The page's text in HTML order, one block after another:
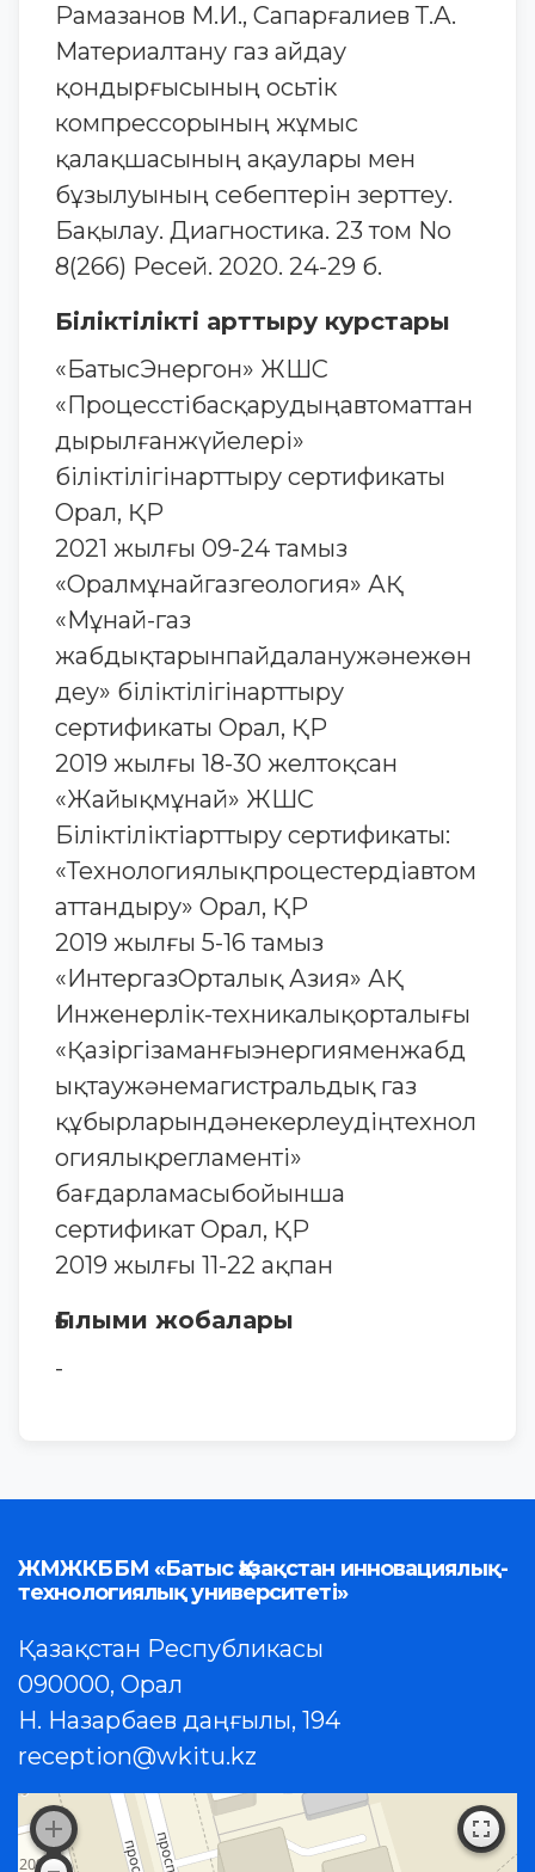
Рамазанов М.И., Сапарғалиев Т.А.
Материалтану газ айдау
қондырғысының осьтік
компрессорының жұмыс
қалақшасының ақаулары мен
бұзылуының себептерін зерттеу.
Бақылау. Диагностика. 23 том No
8(266) Ресей. 2020. 24-29 б.
Біліктілікті арттыру курстары
«БатысЭнергон» ЖШС
«Процесстібасқарудыңавтоматтан
дырылғанжүйелері»
біліктілігінарттыру сертификаты
Орал, ҚР
2021 жылғы 09-24 тамыз
«Оралмұнайгазгеология» АҚ
«Мұнай-газ
жабдықтарынпайдаланужәнежөн
деу» біліктілігінарттыру
сертификаты Орал, ҚР
2019 жылғы 18-30 желтоқсан
«Жайықмұнай» ЖШС
Біліктіліктіарттыру сертификаты:
«Технологиялықпроцестердіавтом
аттандыру» Орал, ҚР
2019 жылғы 5-16 тамыз
«ИнтергазОрталық Азия» АҚ
Инженерлік-техникалықорталығы
«Қазіргізаманғыэнергияменжабд
ықтаужәнемагистральдық газ
құбырларындәнекерлеудіңтехнол
огиялықрегламенті»
бағдарламасыбойынша
сертификат Орал, ҚР
2019 жылғы 11-22 ақпан
Ғылыми жобалары
-
ЖМЖКББМ «Батыс Қазақстан инновациялық-
технологиялық университеті»
Қазақстан Республикасы
090000, Орал
Н. Назарбаев даңғылы, 194
reception@wkitu.kz